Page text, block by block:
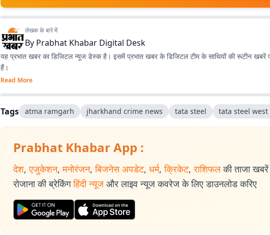
लेखक के बारे में
By Prabhat Khabar Digital Desk
यह प्रभात खबर का डिजिटल न्यूज डेस्क है। इसमें प्रभात खबर के डिजिटल टीम के साथियों की रूटीन खबरें
हैं।
Read More
Tags atma ramgarh jharkhand crime news tata steel tata steel west
Prabhat Khabar App :
देश, एजुकेशन, मनोरंजन, बिजनेस अपडेट, धर्म, क्रिकेट, राशिफल की ताजा
रोजाना की ब्रेकिंग हिंदी न्यूज और लाइव न्यूज कवरेज के लिए डाउनलोड करिए